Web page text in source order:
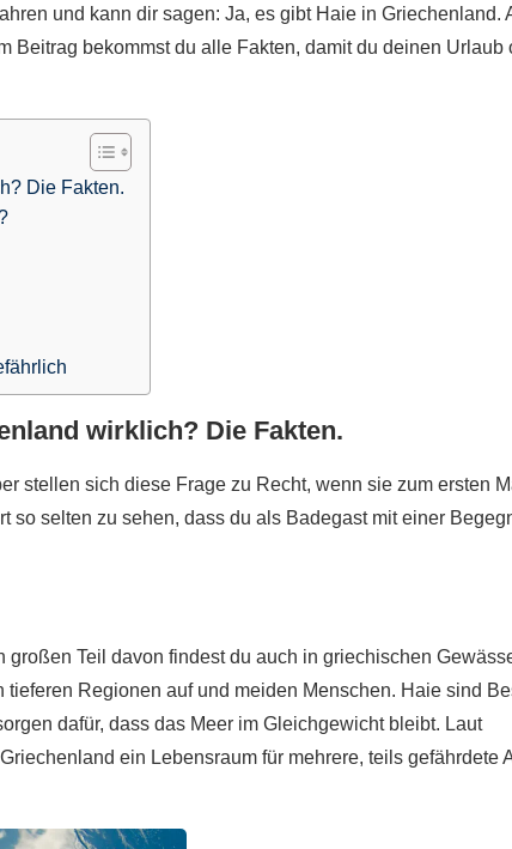
und kann dir sagen: Ja, es gibt Haie in Griechenland.
Beitrag bekommst du alle Fakten, damit du deinen Urlaub
Die Fakten.
wirklich? Die Fakten.
stellen sich diese Frage zu Recht, wenn sie zum ersten
so selten zu sehen, dass du als Badegast mit einer
großen Teil davon findest du auch in griechischen
tieferen Regionen auf und meiden Menschen. Haie sind
dafür, dass das Meer im Gleichgewicht bleibt. Laut
ein Lebensraum für mehrere, teils gefährdete